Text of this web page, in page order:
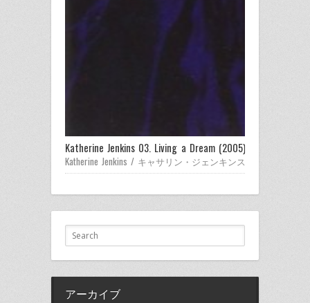
Katherine Jenkins 03. Living a Dream (2005) / 夢を生きて
Katherine Jenkins / キャサリン・ジェンキンス
アーカイブ